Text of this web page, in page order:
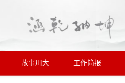
故事川大 工作简报